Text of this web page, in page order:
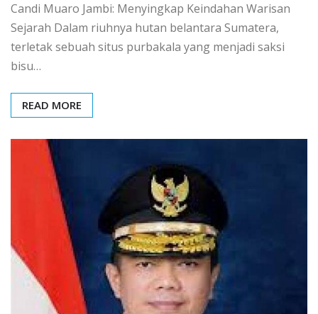
Candi Muaro Jambi: Menyingkap Keindahan Warisan
Sejarah Dalam riuhnya hutan belantara Sumatera,
terletak sebuah situs purbakala yang menjadi saksi
bisu…
READ MORE